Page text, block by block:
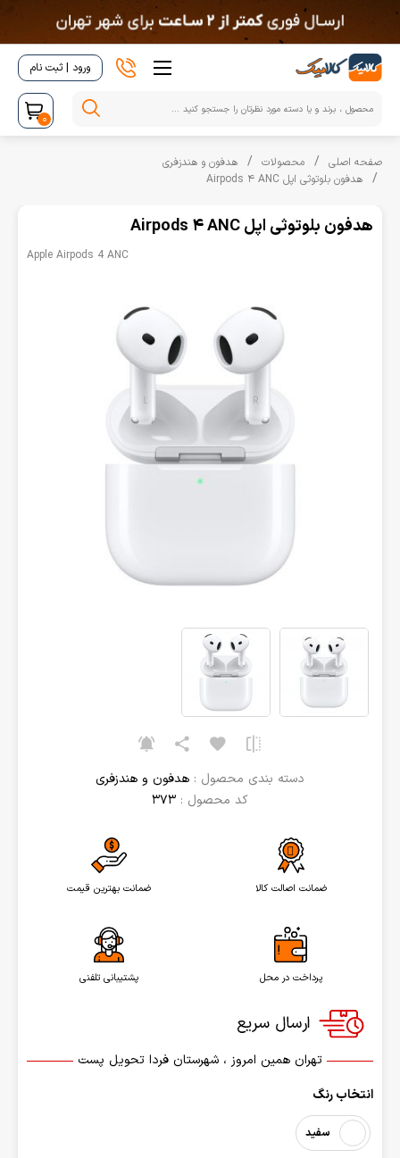
ورود | ثبت نام
0
صفحه اصلی محصولات
هدفون و هندزفری
هدفون بلوتوثی اپل Airpods 4 ANC
دسته بندی محصول : هدفون و هندزفری
کد محصول : 373
ضمانت اصالت کالا ضمانت بهترین قیمت
پرداخت در محل پشتیبانی تلفنی
هدفون بلوتوثی اپل Airpods 4 ANC
Apple Airpods 4 ANC
تهران همین امروز ، شهرستان فردا تحویل پست
انتخاب رنگ
سفید